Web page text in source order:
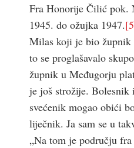
Fra Honorije Čilić pok.
1945. do ožujka 1947.
Milas koji je bio župnik
to se proglašavalo
župnik u Međugorju
je još strožije. Bolesnik
svećenik mogao obići
liječnik. Ja sam se u
„Na tom je području